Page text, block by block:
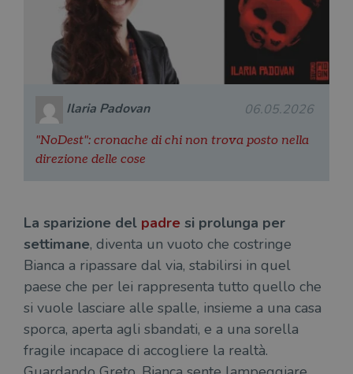
Ilaria Padovan 06.05.2026
"NoDest": cronache di chi non trova posto nella
direzione delle cose
La sparizione del padre si prolunga per
settimane, diventa un vuoto che costringe
Bianca a ripassare dal via, stabilirsi in quel
paese che per lei rappresenta tutto quello che
si vuole lasciare alle spalle, insieme a una casa
sporca, aperta agli sbandati, e a una sorella
fragile incapace di accogliere la realtà.